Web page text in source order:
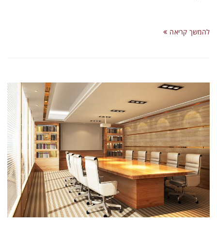
להמשך קריאה